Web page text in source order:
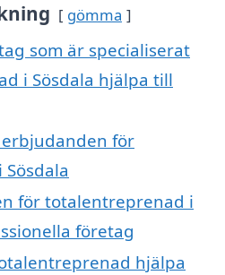
gömma
som är specialiserat
i Sösdala hjälpa till
för
för totalentreprenad i
företag
hjälpa